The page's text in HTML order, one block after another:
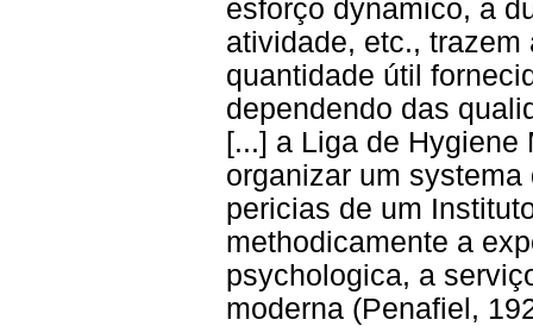
esforço dynamico, a
atividade, etc.,
quantidade útil
dependendo das
[...] a Liga de Hygiene
organizar um
pericias de um
methodicamente a
psychologica, a
moderna (Penafiel,